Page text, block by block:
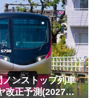
ンストップ列車
正予測(2027年